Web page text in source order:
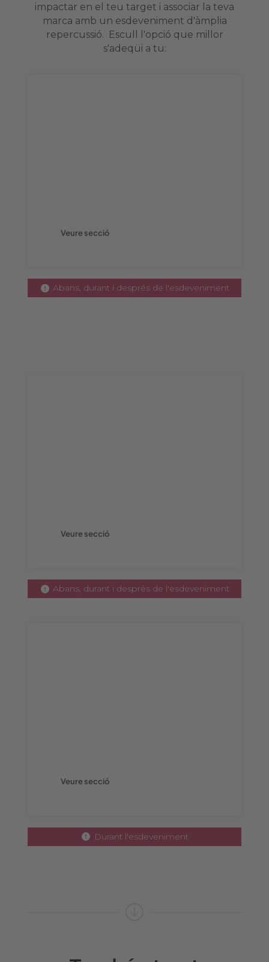
impactar en el teu target i associar la teva
marca amb un esdeveniment d'àmplia
repercussió. Escull l'opció que millor
s'adeqüi a tu:
Veure secció
Abans, durant i després de l'esdeveniment
Veure secció
Abans, durant i després de l'esdeveniment
Veure secció
Durant l'esdeveniment